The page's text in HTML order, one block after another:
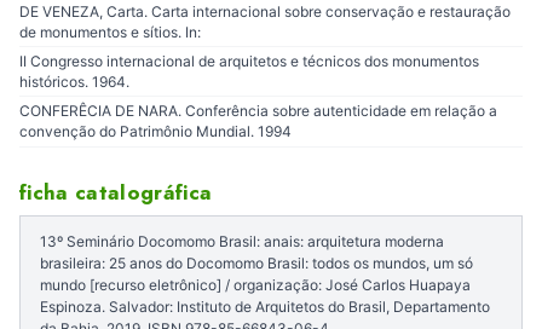
DE VENEZA, Carta. Carta internacional sobre conservação e restauração
de monumentos e sítios. In:
II Congresso internacional de arquitetos e técnicos dos monumentos
históricos. 1964.
CONFERÊCIA DE NARA. Conferência sobre autenticidade em relação a
convenção do Patrimônio Mundial. 1994
ficha catalográfica
13º Seminário Docomomo Brasil: anais: arquitetura moderna
brasileira: 25 anos do Docomomo Brasil: todos os mundos, um só
mundo [recurso eletrônico] / organização: José Carlos Huapaya
Espinoza. Salvador: Instituto de Arquitetos do Brasil, Departamento